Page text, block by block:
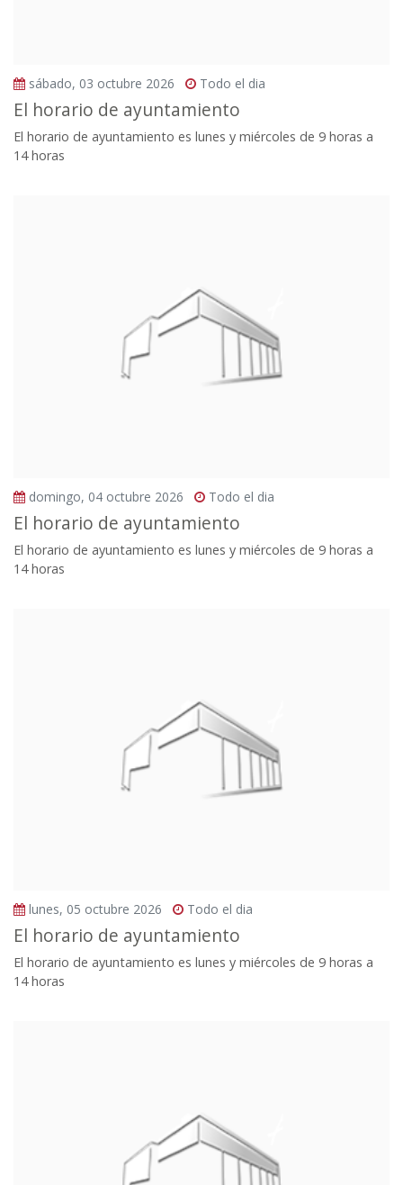
sábado, 03 octubre 2026 Todo el dia
El horario de ayuntamiento
El horario de ayuntamiento es lunes y miércoles de 9 horas a
14 horas
domingo, 04 octubre 2026 Todo el dia
El horario de ayuntamiento
El horario de ayuntamiento es lunes y miércoles de 9 horas a
14 horas
lunes, 05 octubre 2026 Todo el dia
El horario de ayuntamiento
El horario de ayuntamiento es lunes y miércoles de 9 horas a
14 horas